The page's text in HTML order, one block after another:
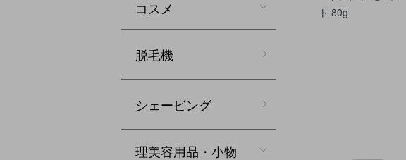
ト 80g
コスメ
脱毛機
シェービング
理美容用品・小物